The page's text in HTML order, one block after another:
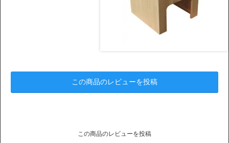
この商品のレビューを投稿
この商品のレビューを投稿